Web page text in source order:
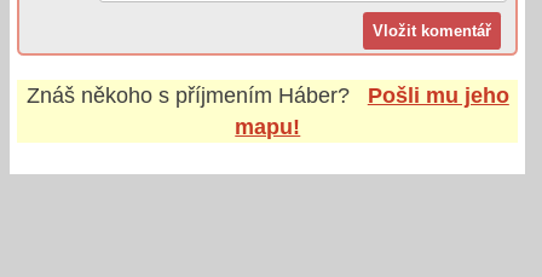
Znáš někoho s příjmením Háber?
Pošli mu jeho
mapu!